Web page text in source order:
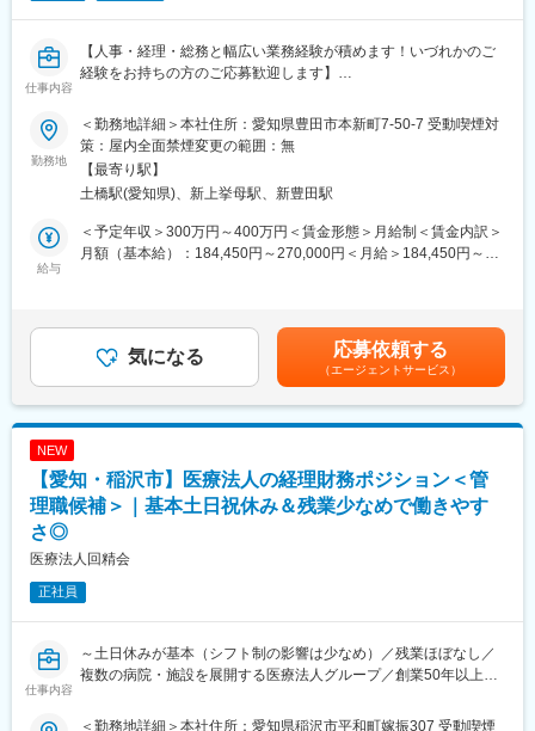
＜障がい者向けグループホーム＞
・NEXUS岩塚（愛知県名古屋市中村区岩塚町字林高寺東29）
・NEXUS伏屋（愛知県名古屋市中川区伏屋4-2250）
・NEXUS池花（愛知県名古屋市北区池花町225）
■当社の魅力：
資格取得支援等会社のサポートを受けることができます。また、
施設長⇒エリアマネージャー⇒事業本部長とキャリアを積んでい
てからでも働ける環境が整っています。
(3)残業月30時間以内／原則定時退社
システム化（ipad導入等）や残業時間の削減を進めています。
■社風：
裁までスピード感を持って行っております。業務に関しても自身
で抱え込まず、不完全な段階でも周りと意見していくような社風
です。社内の雰囲気も非常によく、社員がみな企業理念の「人生
仕事内容
【人事・経理・総務と幅広い業務経験が積めます！いづれかのご
経験をお持ちの方のご応募歓迎します】
■採用背景
当社は特別養護老人ホーム運営、老人短期入所事業、デイサービ
ス事業、居宅介護支援事業などの事業内容を手掛けています。少
子高齢化の影響で入居者も安定しております。今回、組織の若返
りを図るため、管理部の事務職員を募集致します
■業務内容：
■業務詳細：
・経理事務(通常経理事務、決算業務等)
・総務業務(施設管理、施設清掃等)
事務職は二人で中途社員の方も活躍しています。
その他の職種の方も一同に会していますので活気あふれるオフィ
■環境：
人間関係が良好で1999年に開所以来24年間働かれている方もいら
勤務地
＜勤務地詳細＞本社住所：愛知県豊田市本新町7-50-7 受動喫煙対
策：屋内全面禁煙変更の範囲：無
【最寄り駅】
土橋駅(愛知県)、新上挙母駅、新豊田駅
給与
＜予定年収＞300万円～400万円＜賃金形態＞月給制＜賃金内訳＞
月額（基本給）：184,450円～270,000円＜月給＞184,450円～
額)は固定手当を含めた表記です。
気になる 応募依頼する
（エージェントサービス）
NEW
【愛知・稲沢市】医療法人の経理財務ポジション＜管
理職候補＞｜基本土日祝休み＆残業少なめで働きやす
さ◎
医療法人回精会
正社員
仕事内容
～土日休みが基本（シフト制の影響は少なめ）／残業ほぼなし／
複数の病院・施設を展開する医療法人グループ／創業50年以上～
■就業環境：
＜勤務地詳細＞本社住所：愛知県稲沢市平和町嫁振307 受動喫煙